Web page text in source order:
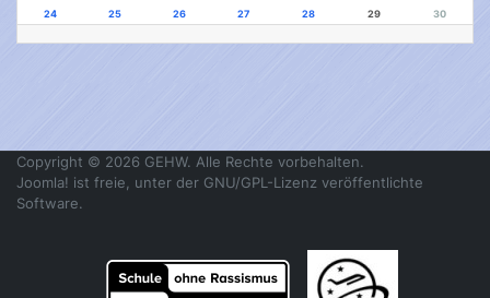
24
25 26 27 28 29 30
Copyright © 2026 GEHW. Alle Rechte vorbehalten.
Joomla! ist freie, unter der GNU/GPL-Lizenz veröffentlichte
Software.